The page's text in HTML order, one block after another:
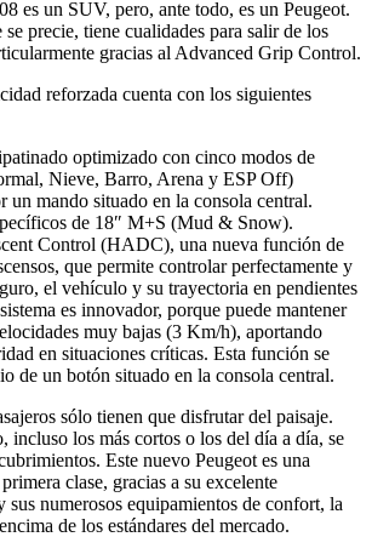
es un SUV, pero, ante todo, es un Peugeot.
precie, tiene cualidades para salir de los
gracias al Advanced Grip Control.
reforzada cuenta con los siguientes
optimizado con cinco modos de
Nieve, Barro, Arena y ESP Off)
un mando situado en la consola central.
de 18″ M+S (Mud & Snow).
Control (HADC), una nueva función de
que permite controlar perfectamente y
el vehículo y su trayectoria en pendientes
es innovador, porque puede mantener
muy bajas (3 Km/h), aportando
en situaciones críticas. Esta función se
de un botón situado en la consola central.
sólo tienen que disfrutar del paisaje.
incluso los más cortos o los del día a día, se
Este nuevo Peugeot es una
clase, gracias a su excelente
sus numerosos equipamientos de confort, la
de los estándares del mercado.